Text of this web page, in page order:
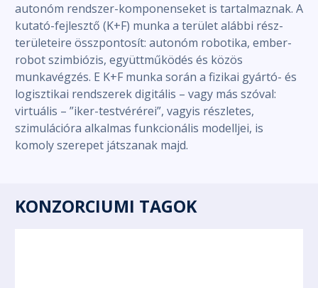
autonóm rendszer-komponenseket is tartalmaznak. A
kutató-fejlesztő (K+F) munka a terület alábbi rész-
területeire összpontosít: autonóm robotika, ember-
robot szimbiózis, együttműködés és közös
munkavégzés. E K+F munka során a fizikai gyártó- és
logisztikai rendszerek digitális – vagy más szóval:
virtuális – ”iker-testvérérei”, vagyis részletes,
szimulációra alkalmas funkcionális modelljei, is
komoly szerepet játszanak majd.
KONZORCIUMI TAGOK